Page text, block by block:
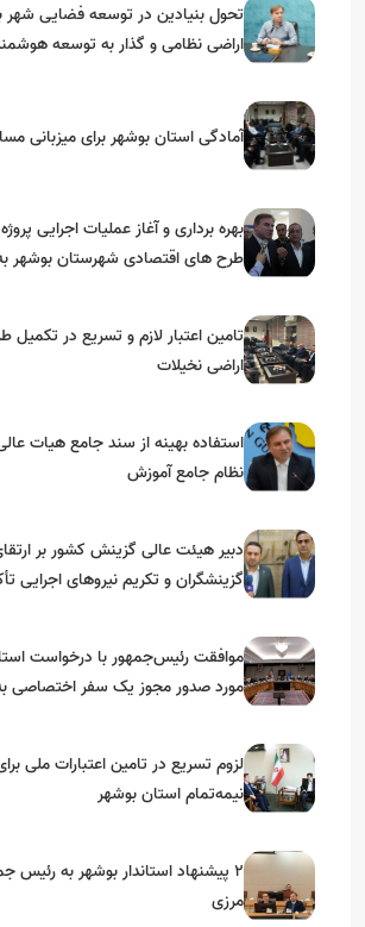
تحول بنیادین در توسعه فضایی
اراضی نظامی و گذار به توسعه
آمادگی استان بوشهر برای میزبانی
بهره برداری و آغاز عملیات اجرایی
طرح های اقتصادی شهرستان بوشهر
تامین اعتبار لازم و تسریع در تکمیل
اراضی نخیلات
استفاده بهینه از سند جامع هیات
نظام جامع آموزش
دبیر هیئت عالی گزینش کشور بر
گزینشگران و تکریم نیروهای اجرایی
موافقت رئیس‌جمهور با درخواست
مورد صدور مجوز یک سفر اختصاصی
لزوم تسریع در تامین اعتبارات ملی
نیمه‌تمام استان بوشهر
۲ پیشنهاد استاندار بوشهر به رئیس
مرزی